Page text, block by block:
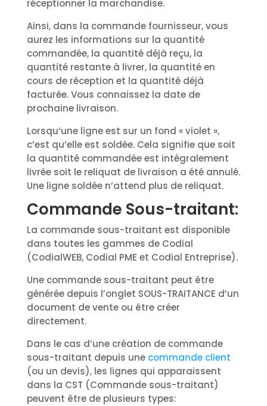
réceptionner la marchandise.
Ainsi, dans la commande fournisseur, vous
aurez les informations sur la quantité
commandée, la quantité déjà reçu, la
quantité restante à livrer, la quantité en
cours de réception et la quantité déjà
facturée. Vous connaissez la date de
prochaine livraison.
Lorsqu’une ligne est sur un fond « violet »,
c’est qu’elle est soldée. Cela signifie que soit
la quantité commandée est intégralement
livrée soit le reliquat de livraison a été annulé.
Une ligne soldée n’attend plus de reliquat.
Commande Sous-traitant:
La commande sous-traitant est disponible
dans toutes les gammes de Codial
(CodialWEB, Codial PME et Codial Entreprise).
Une commande sous-traitant peut être
générée depuis l’onglet SOUS-TRAITANCE d’un
document de vente ou être créer
directement.
Dans le cas d’une création de commande
sous-traitant depuis une commande client
(ou un devis), les lignes qui apparaissent
dans la CST (Commande sous-traitant)
peuvent être de plusieurs types: